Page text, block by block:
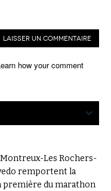
how your comment
Les Rochers-
remportent la
première du marathon